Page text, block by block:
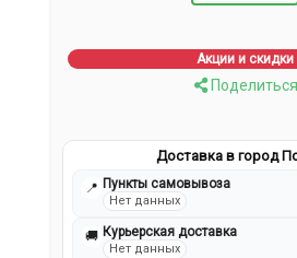
Акции и скидки
Поделиться
Доставка в город
📍 Пункты самовывоза
Нет данных
🚚 Курьерская доставка
Нет данных